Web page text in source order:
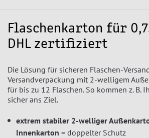
Flaschenkarton für
DHL zertifiziert
Die Lösung für sicheren Flaschen-
Versandverpackung mit 2-welligem
für bis zu 12 Flaschen. So kommen z. B.
sicher ans Ziel.
extrem stabiler 2-welliger
Innenkarton = doppelter Schutz